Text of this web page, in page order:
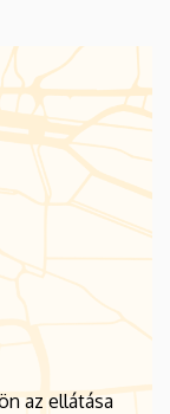
az ellátása